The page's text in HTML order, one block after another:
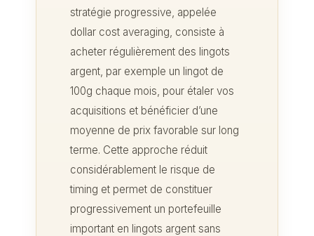
stratégie progressive, appelée
dollar cost averaging, consiste à
acheter régulièrement des lingots
argent, par exemple un lingot de
100g chaque mois, pour étaler vos
acquisitions et bénéficier d’une
moyenne de prix favorable sur long
terme. Cette approche réduit
considérablement le risque de
timing et permet de constituer
progressivement un portefeuille
important en lingots argent sans